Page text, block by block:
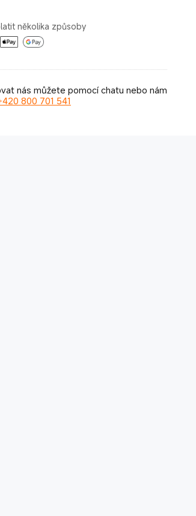
několika způsoby
nás můžete pomocí chatu nebo nám
800 701 541